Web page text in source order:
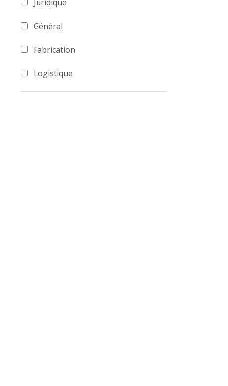
Juridique
Général
Fabrication
Logistique